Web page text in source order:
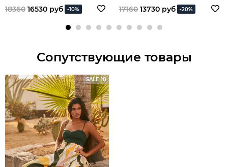
18360 16530 руб -10% 17160 13730 руб -20%
Сопутствующие товары
SALE 10